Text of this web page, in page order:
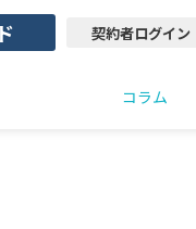
契約者ログイン
コラム